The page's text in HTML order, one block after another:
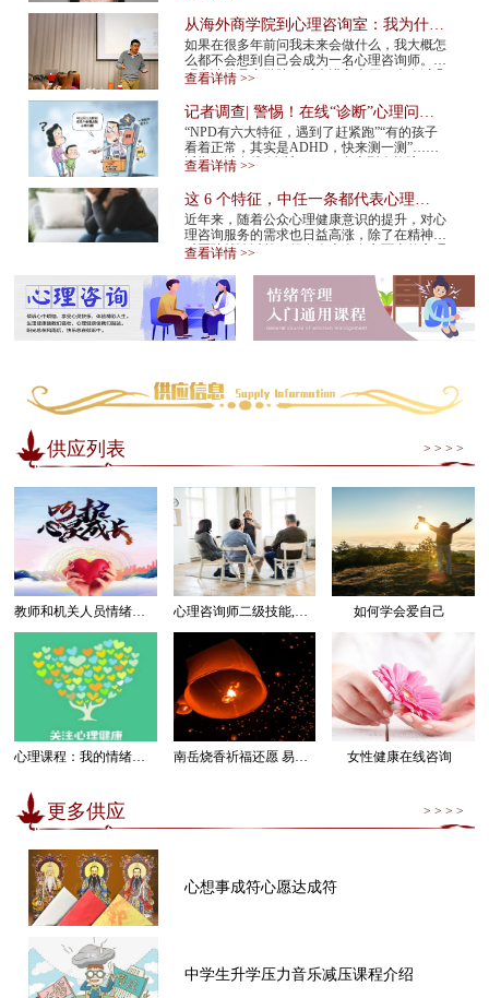
标准...
从海外商学院到心理咨询室：我为什么
在34岁决定转行
如果在很多年前问我未来会做什么，我大概怎
么都不会想到自己会成为一名心理咨询师。我
硕士读的是商学院。后来进入大厂，也有过几
常、...
查看详情 >>
记者调查| 警惕！在线“诊断”心理问
题，越治越病！
“NPD有六大特征，遇到了赶紧跑”“有的孩子
看着正常，其实是ADHD，快来测一测”……
近期，以在线“诊断”NPD（自恋型人格障
的视频在网...
查看详情 >>
这 6 个特征，中任一条都代表心理咨
询师不靠谱！赶紧换
近年来，随着公众心理健康意识的提升，对心
理咨询服务的需求也日益高涨，除了在精神专
科医院就诊以外，很多人也会在市面上的心理
备...
查看详情 >>
供应列表 > > > >
如何学会爱自己
南岳烧香祈福还愿 易经卜卦算命求运 女性健康在线咨询
更多供应 > > > >
心想事成符心愿达成符
中学生升学压力音乐减压课程介绍